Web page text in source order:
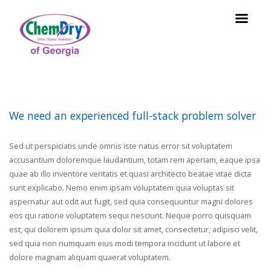
We need an experienced full-stack problem solver
Sed ut perspiciatis unde omnis iste natus error sit voluptatem
accusantium doloremque laudantium, totam rem aperiam, eaque ipsa
quae ab illo inventore veritatis et quasi architecto beatae vitae dicta
sunt explicabo. Nemo enim ipsam voluptatem quia voluptas sit
aspernatur aut odit aut fugit, sed quia consequuntur magni dolores
eos qui ratione voluptatem sequi nesciunt. Neque porro quisquam
est, qui dolorem ipsum quia dolor sit amet, consectetur, adipisci velit,
sed quia non numquam eius modi tempora incidunt ut labore et
dolore magnam aliquam quaerat voluptatem.